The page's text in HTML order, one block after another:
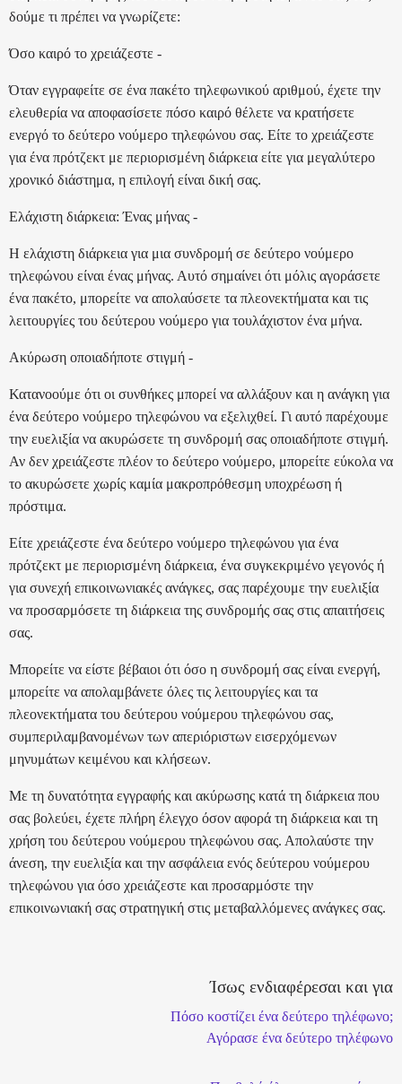
δούμε τι πρέπει να γνωρίζετε:
Όσο καιρό το χρειάζεστε -
Όταν εγγραφείτε σε ένα πακέτο τηλεφωνικού αριθμού, έχετε την
ελευθερία να αποφασίσετε πόσο καιρό θέλετε να κρατήσετε
ενεργό το δεύτερο νούμερο τηλεφώνου σας. Είτε το χρειάζεστε
για ένα πρότζεκτ με περιορισμένη διάρκεια είτε για μεγαλύτερο
χρονικό διάστημα, η επιλογή είναι δική σας.
Ελάχιστη διάρκεια: Ένας μήνας -
Η ελάχιστη διάρκεια για μια συνδρομή σε δεύτερο νούμερο
τηλεφώνου είναι ένας μήνας. Αυτό σημαίνει ότι μόλις αγοράσετε
ένα πακέτο, μπορείτε να απολαύσετε τα πλεονεκτήματα και τις
λειτουργίες του δεύτερου νούμερο για τουλάχιστον ένα μήνα.
Ακύρωση οποιαδήποτε στιγμή -
Κατανοούμε ότι οι συνθήκες μπορεί να αλλάξουν και η ανάγκη για
ένα δεύτερο νούμερο τηλεφώνου να εξελιχθεί. Γι αυτό παρέχουμε
την ευελιξία να ακυρώσετε τη συνδρομή σας οποιαδήποτε στιγμή.
Αν δεν χρειάζεστε πλέον το δεύτερο νούμερο, μπορείτε εύκολα να
το ακυρώσετε χωρίς καμία μακροπρόθεσμη υποχρέωση ή
πρόστιμα.
Είτε χρειάζεστε ένα δεύτερο νούμερο τηλεφώνου για ένα
πρότζεκτ με περιορισμένη διάρκεια, ένα συγκεκριμένο γεγονός ή
για συνεχή επικοινωνιακές ανάγκες, σας παρέχουμε την ευελιξία
να προσαρμόσετε τη διάρκεια της συνδρομής σας στις απαιτήσεις
σας.
Μπορείτε να είστε βέβαιοι ότι όσο η συνδρομή σας είναι ενεργή,
μπορείτε να απολαμβάνετε όλες τις λειτουργίες και τα
πλεονεκτήματα του δεύτερου νούμερου τηλεφώνου σας,
συμπεριλαμβανομένων των απεριόριστων εισερχόμενων
μηνυμάτων κειμένου και κλήσεων.
Με τη δυνατότητα εγγραφής και ακύρωσης κατά τη διάρκεια που
σας βολεύει, έχετε πλήρη έλεγχο όσον αφορά τη διάρκεια και τη
χρήση του δεύτερου νούμερου τηλεφώνου σας. Απολαύστε την
άνεση, την ευελιξία και την ασφάλεια ενός δεύτερου νούμερου
τηλεφώνου για όσο χρειάζεστε και προσαρμόστε την
επικοινωνιακή σας στρατηγική στις μεταβαλλόμενες ανάγκες σας.
Ίσως ενδιαφέρεσαι και για
Πόσο κοστίζει ένα δεύτερο τηλέφωνο;
Αγόρασε ένα δεύτερο τηλέφωνο